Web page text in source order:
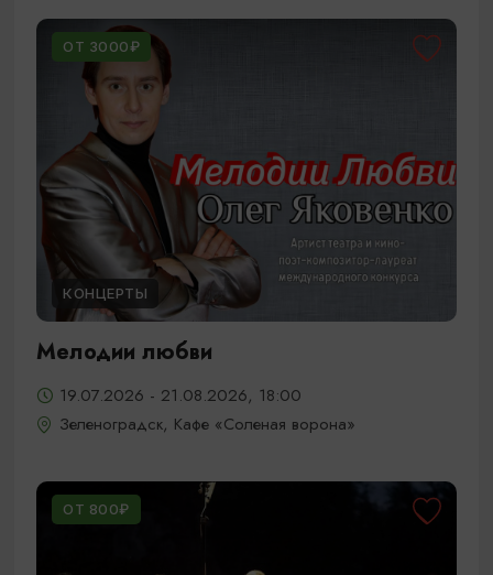
ОТ 3000₽
КОНЦЕРТЫ
Мелодии любви
19.07.2026 - 21.08.2026, 18:00
Зеленоградск, Кафе «Соленая ворона»
ОТ 800₽